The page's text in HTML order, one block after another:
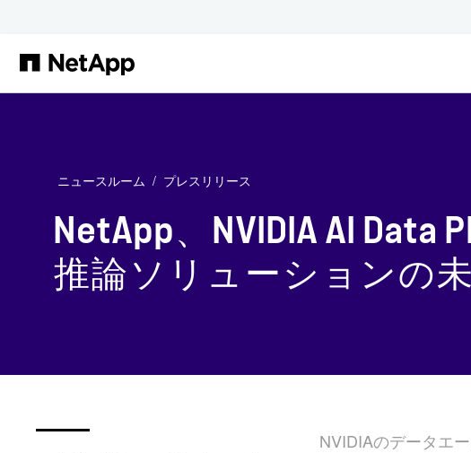
ニュースルーム プレスリリース
NetApp、NVIDIA AI
推論ソリューションの
NVIDIAのデータエ